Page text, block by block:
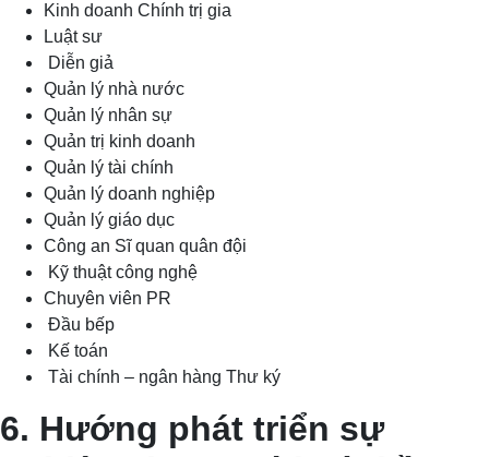
Kinh doanh Chính trị gia
Luật sư
Diễn giả
Quản lý nhà nước
Quản lý nhân sự
Quản trị kinh doanh
Quản lý tài chính
Quản lý doanh nghiệp
Quản lý giáo dục
Công an Sĩ quan quân đội
Kỹ thuật công nghệ
Chuyên viên PR
Đầu bếp
Kế toán
Tài chính – ngân hàng Thư ký
6. Hướng phát triển sự